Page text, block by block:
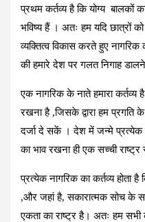
प्रथम कर्तव्य है कि योग्य बालकों
भविष्य हैं । अतः हम यदि छात्रों को
व्यक्तित्व विकास करते हुए नागरिक
की हमारे देश पर गलत निगाह डालने
एक नागरिक के नाते हमारा कर्तव्य
रखना है ,जिसके द्वारा हम प्रगति
दर्जा दे सकें । देश में जन्मे प्रत्येक
का भाव रखना ही एक सच्ची राष्ट्र
प्रत्येक नागरिक का कर्तव्‍य होता
,और जहां है, सकारात्मक सोच के
एकता का राष्ट्र है। अतः हम सभी